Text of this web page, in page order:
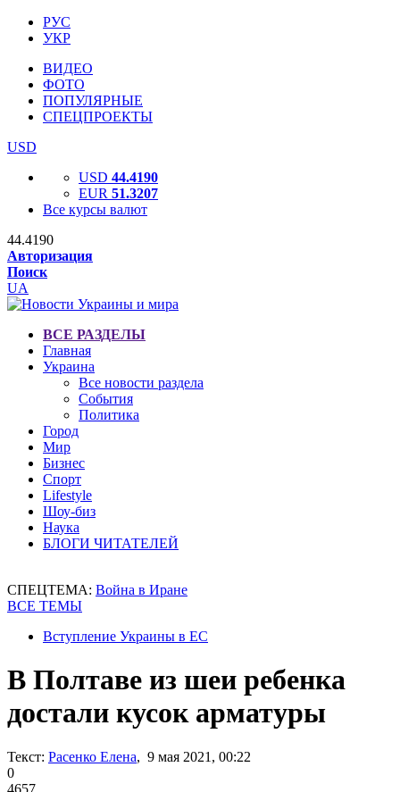
РУС
УКР
ВИДЕО
ФОТО
ПОПУЛЯРНЫЕ
СПЕЦПРОЕКТЫ
USD
USD 44.4190
EUR 51.3207
Все курсы валют
44.4190
Авторизация
Поиск
UA
ВСЕ РАЗДЕЛЫ
Главная
Украина
Все новости раздела
События
Политика
Город
Мир
Бизнес
Спорт
Lifestyle
Шоу-биз
Наука
БЛОГИ ЧИТАТЕЛЕЙ
СПЕЦТЕМА: Война в Иране
ВСЕ ТЕМЫ
Вступление Украины в ЕС
В Полтаве из шеи ребенка
достали кусок арматуры
Текст: Расенко Елена, 9 мая 2021, 00:22
0
4657